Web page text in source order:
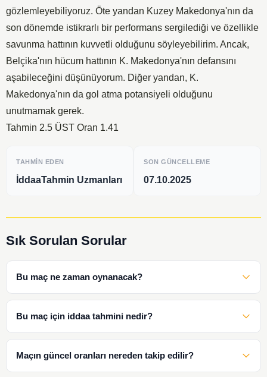
gözlemleyebiliyoruz. Öte yandan Kuzey Makedonya'nın da
son dönemde istikrarlı bir performans sergilediği ve özellikle
savunma hattının kuvvetli olduğunu söyleyebilirim. Ancak,
Belçika'nın hücum hattının K. Makedonya'nın defansını
aşabileceğini düşünüyorum. Diğer yandan, K.
Makedonya'nın da gol atma potansiyeli olduğunu
unutmamak gerek.
Tahmin 2.5 ÜST Oran 1.41
TAHMIN EDEN
İddaaTahmin Uzmanları
SON GÜNCELLEME
07.10.2025
Sık Sorulan Sorular
Bu maç ne zaman oynanacak?
Bu maç için iddaa tahmini nedir?
Maçın güncel oranları nereden takip edilir?